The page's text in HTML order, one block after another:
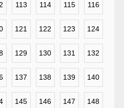
113 114 115 116
121 122 123 124
129 130 131 132
137 138 139 140
145 146 147 148